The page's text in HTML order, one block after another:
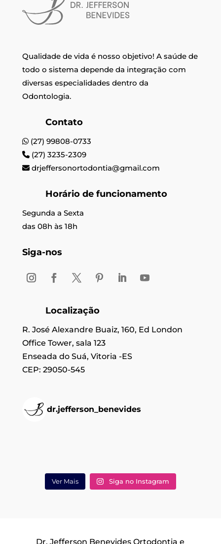
Qualidade de vida é nosso objetivo! A saúde de
todo o sistema depende da integração com
diversas especialidades dentro da
Odontologia.
Contato
(27) 99808-0733
(27) 3235-2309
drjeffersonortodontia@gmail.com
Horário de funcionamento
Segunda a Sexta
das 08h às 18h
Siga-nos
Localização
R. José Alexandre Buaiz, 160, Ed London
Office Tower, sala 123
Enseada do Suá, Vitoria -ES
CEP: 29050-545
dr.jefferson_benevides
Ver Mais Siga no Instagram
Dr. Jefferson Benevides Ortodontia e